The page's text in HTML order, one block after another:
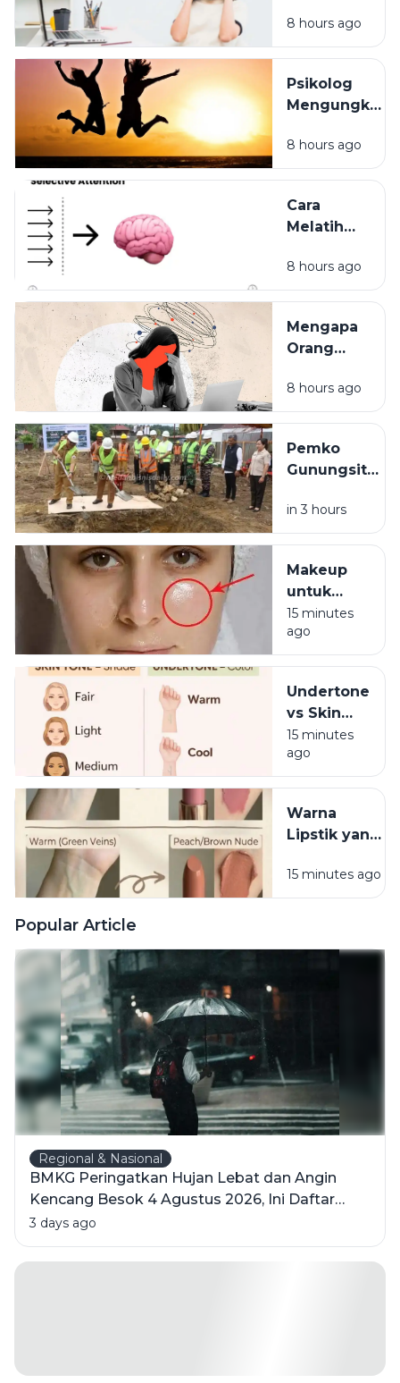
hari yang
Membuat
Mudah
Stres
Disadari
8 hours ago
Psikolog
Mengungkap
Sederhana
agar Hidup
Bahagia
8 hours ago
Cara
Melatih
Tetap
Fokus di
Distraksi
8 hours ago
Mengapa
Orang
Terlihat
Kuat
Rentan
Burnout?
8 hours ago
Pemko
Gunungsitoli
Pelayanan
Publik,
Beroperasi
2028
in 3 hours
Makeup
untuk
Kulit
Berminyak
agar Tidak
Luntur
15 minutes
ago
Undertone
vs Skin
Tone, Apa
Bedanya?
15 minutes
ago
Warna
Lipstik yang
Berdasarkan
Undertone
15 minutes ago
Popular Article
Regional & Nasional
BMKG Peringatkan Hujan Lebat dan Angin
Kencang Besok 4 Agustus 2026, Ini Daftar
Wilayahnya
3 days ago